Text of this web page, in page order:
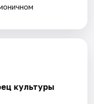
культуры